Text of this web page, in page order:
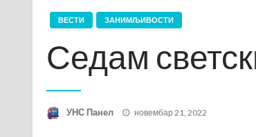
ВЕСТИ ЗАНИМЉИВОСТИ
Седам
УНС Панел
Posted
новембар 21, 2022